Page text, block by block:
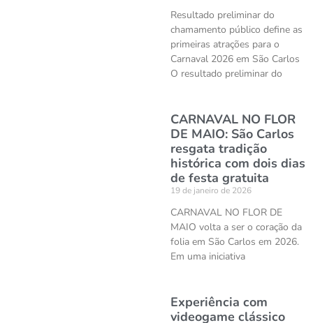
Resultado preliminar do
chamamento público define as
primeiras atrações para o
Carnaval 2026 em São Carlos
O resultado preliminar do
CARNAVAL NO FLOR
DE MAIO: São Carlos
resgata tradição
histórica com dois dias
de festa gratuita
19 de janeiro de 2026
CARNAVAL NO FLOR DE
MAIO volta a ser o coração da
folia em São Carlos em 2026.
Em uma iniciativa
Experiência com
videogame clássico